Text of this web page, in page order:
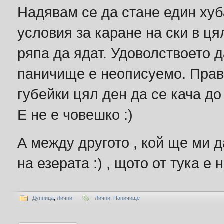
Надявам се да стане един
условия за каране на ски в
ряпа да ядат. Удоволствоето
паничище е неописуемо.
губейки цял ден да се кача
Е не е човешко :)
А между другото , кой ще ми
на езерата :) , щото от тука е
Дупница Лични Лични Паничище